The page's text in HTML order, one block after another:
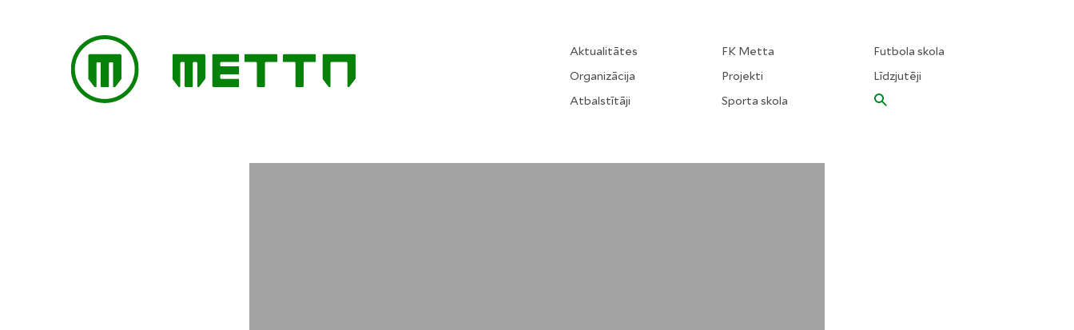
Aktualitātes
Organizācija
Atbalstītāji
FK Metta
Projekti
Sporta skola
Futbola skola
Līdzjutēji